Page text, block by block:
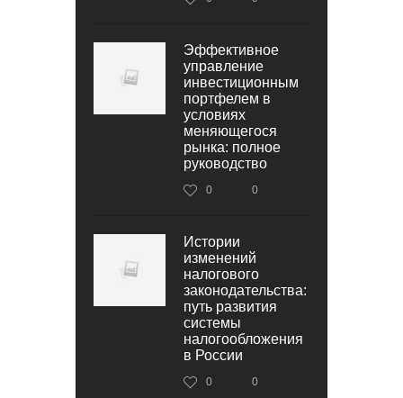
Эффективное
управление
инвестиционным
портфелем в
условиях
меняющегося
рынка: полное
руководство
0 0
Истории
изменений
налогового
законодательства:
путь развития
системы
налогообложения
в России
0 0